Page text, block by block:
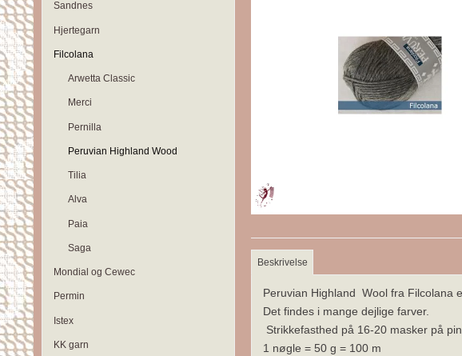
Sandnes
Hjertegarn
Filcolana
Arwetta Classic
Merci
Pernilla
Peruvian Highland Wood
Tilia
Alva
Paia
Saga
Mondial og Cewec
Permin
Istex
KK garn
Beskrivelse
Peruvian Highland Wool fra Filcolana
Det findes i mange dejlige farver.
Strikkefasthed på 16-20 masker på
1 nøgle = 50 g = 100 m